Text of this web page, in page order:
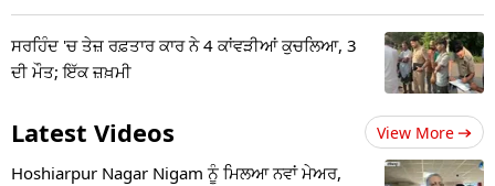
ਸਰਹਿੰਦ 'ਚ ਤੇਜ਼ ਰਫ਼ਤਾਰ ਕਾਰ ਨੇ 4 ਕਾਂਵੜੀਆਂ ਕੁਚਲਿਆ, 3
ਦੀ ਮੌਤ; ਇੱਕ ਜ਼ਖ਼ਮੀ
Latest Videos View More
Hoshiarpur Nagar Nigam ਨੂੰ ਮਿਲਆ ਨਵਾਂ ਮੇਅਰ,